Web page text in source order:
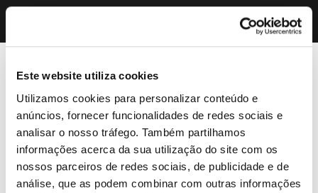
Este website utiliza cookies
Utilizamos cookies para personalizar conteúdo e
anúncios, fornecer funcionalidades de redes sociais e
analisar o nosso tráfego. Também partilhamos
informações acerca da sua utilização do site com os
nossos parceiros de redes sociais, de publicidade e de
análise, que as podem combinar com outras informações